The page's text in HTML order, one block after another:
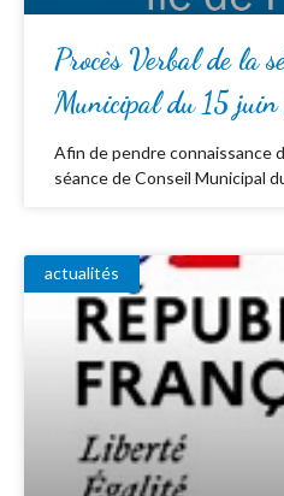
Procès Verbal de la
Municipal du 15
Afin de pendre connaissance
séance de Conseil Municipal
actualités